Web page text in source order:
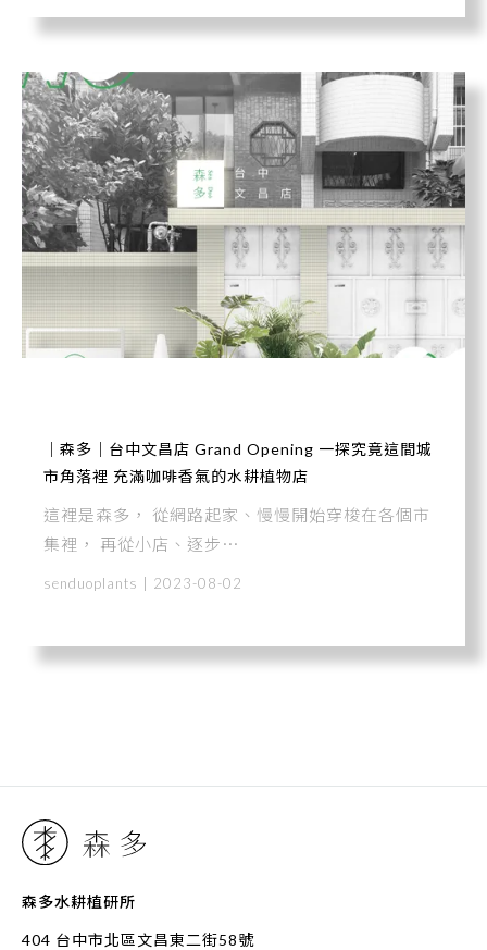
｜森多｜台中文昌店 Grand Opening 一探究竟這間城
市角落裡 充滿咖啡香氣的水耕植物店
這裡是森多， 從網路起家、慢慢開始穿梭在各個市
集裡， 再從小店、逐步⋯
senduoplants | 2023-08-02
森多水耕植研所
404 台中市北區文昌東二街58號